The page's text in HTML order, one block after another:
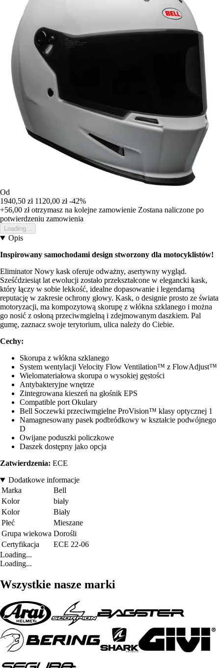
Od
1940,50 zł 1120,00 zł -42%
+56,00 złotrzymasz na kolejne zamowienie Zostana naliczone po
potwierdzeniu zamowienia
Loading...
Opis
Inspirowany samochodami design stworzony dla motocyklistów!
Eliminator Nowy kask oferuje odważny, asertywny wygląd.
Sześćdziesiąt lat ewolucji zostało przekształcone w elegancki kask,
który łączy w sobie lekkość, idealne dopasowanie i legendarną
reputację w zakresie ochrony głowy. Kask, o designie prosto ze świata
motoryzacji, ma kompozytową skorupę z włókna szklanego i można
go nosić z osłoną przeciwmgielną i zdejmowanym daszkiem. Pal
gumę, zaznacz swoje terytorium, ulica należy do Ciebie.
Cechy:
Skorupa z włókna szklanego
System wentylacji Velocity Flow Ventilation™ z FlowAdjust™
Wielomateriałowa skorupa o wysokiej gęstości
Antybakteryjne wnętrze
Zintegrowana kieszeń na głośnik EPS
Compatible port Okulary
Bell Soczewki przeciwmgielne ProVision™ klasy optycznej 1
Namagnesowany pasek podbródkowy w kształcie podwójnego
D
Owijane poduszki policzkowe
Daszek dostępny jako opcja
Zatwierdzenia: ECE
Dodatkowe informacje
Marka
Bell
Kolor
biały
Kolor
Biały
Płeć
Mieszane
Grupa wiekowa Dorośli
Certyfikacja
ECE 22-06
Loading...
Loading...
Wszystkie nasze marki